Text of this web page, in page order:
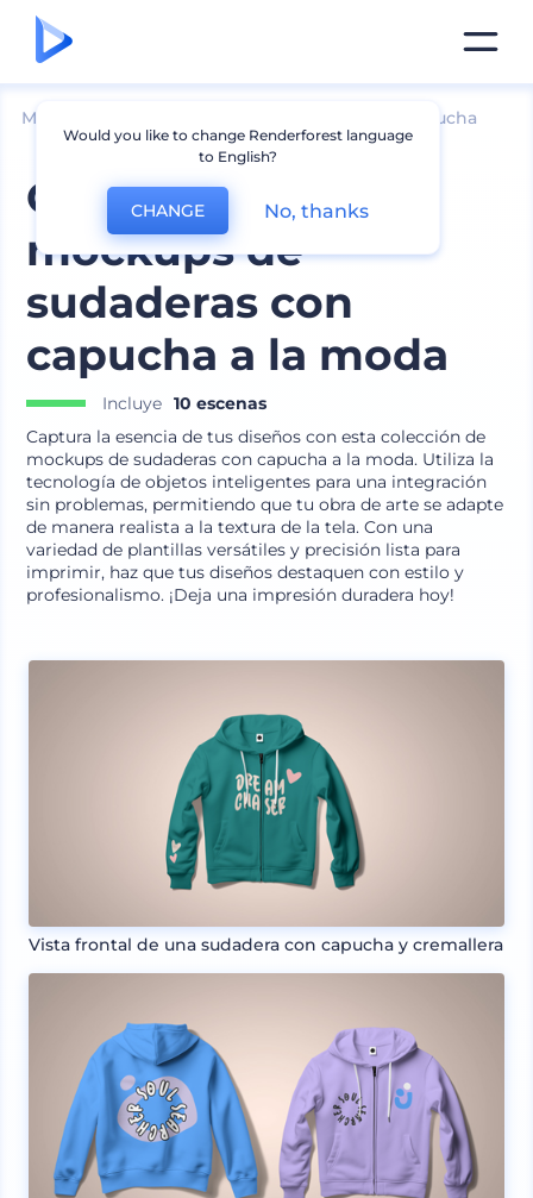
Mockups Mockup de sudadera con capucha
Colección de
mockups de
sudaderas con
capucha a la moda
Incluye 10 escenas
Captura la esencia de tus diseños con esta colección de
mockups de sudaderas con capucha a la moda. Utiliza la
tecnología de objetos inteligentes para una integración
sin problemas, permitiendo que tu obra de arte se adapte
de manera realista a la textura de la tela. Con una
variedad de plantillas versátiles y precisión lista para
imprimir, haz que tus diseños destaquen con estilo y
profesionalismo. ¡Deja una impresión duradera hoy!
Vista frontal de una sudadera con capucha y cremallera
Would you like to change Renderforest language
to English?
CHANGE No, thanks